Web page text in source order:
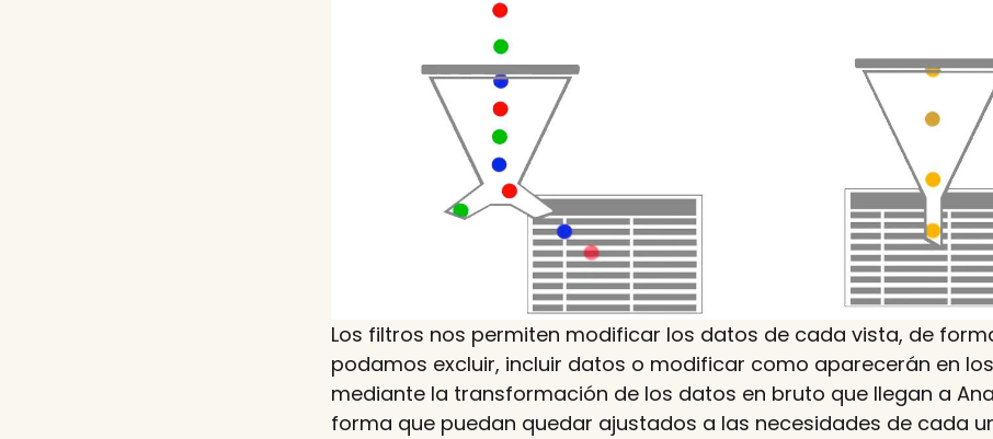
Los filtros nos permiten modificar los datos de cada vista, de
podamos excluir, incluir datos o modificar como aparecerán en
mediante la transformación de los datos en bruto que llegan a
forma que puedan quedar ajustados a las necesidades de cada